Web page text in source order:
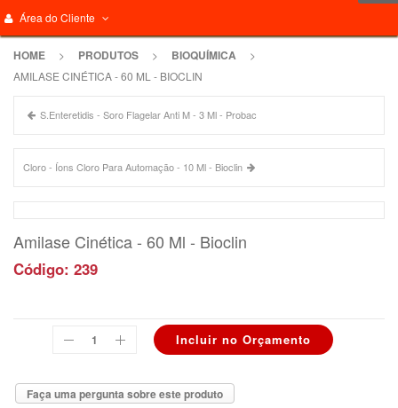
Área do Cliente
HOME > PRODUTOS > BIOQUÍMICA
>
AMILASE CINÉTICA - 60 ML - BIOCLIN
S.Enteretidis - Soro Flagelar Anti M - 3 Ml - Probac
Cloro - Íons Cloro Para Automação - 10 Ml - Bioclin
Amilase Cinética - 60 Ml - Bioclin
Código: 239
Faça uma pergunta sobre este produto